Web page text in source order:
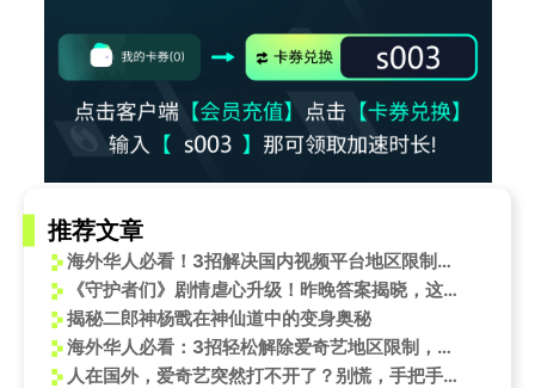
推荐文章
海外华人必看！3招解决国内视频平台地区限制，轻松追LPL季后赛
《守护者们》剧情虐心升级！昨晚答案揭晓，这些细节你发现了吗？
揭秘二郎神杨戬在神仙道中的变身奥秘
海外华人必看：3招轻松解除爱奇艺地区限制，追剧不再卡顿！
人在国外，爱奇艺突然打不开了？别慌，手把手教你解除地区限制，不错过尖叫之夜！